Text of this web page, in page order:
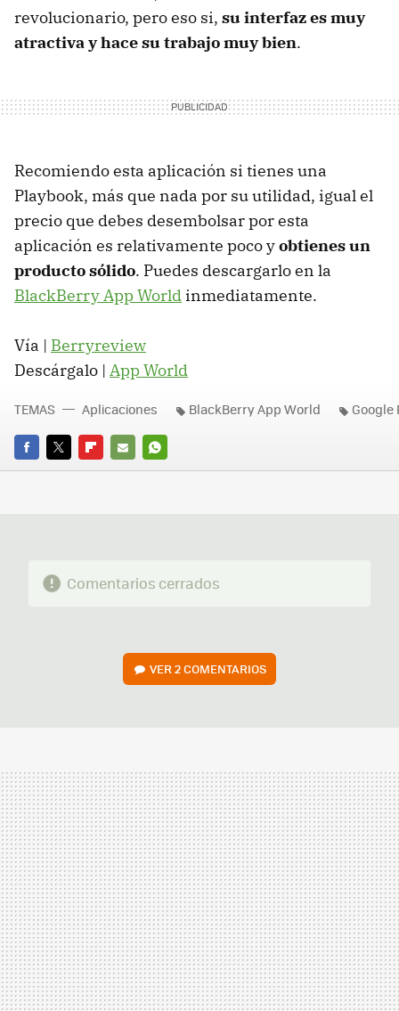
revolucionario, pero eso si, su interfaz es muy
atractiva y hace su trabajo muy bien.
Recomiendo esta aplicación si tienes una
Playbook, más que nada por su utilidad, igual el
precio que debes desembolsar por esta
aplicación es relativamente poco yobtienes un
producto sólido. Puedes descargarlo en la
BlackBerry App World inmediatamente.
Vía | Berryreview
Descárgalo | App World
FACEBOOK
TWITTERFLIPBOARD
E-
WHATSAPP
TEMAS Aplicaciones BlackBerry App World Google
Comentarios cerrados
VER2 COMENTARIOS